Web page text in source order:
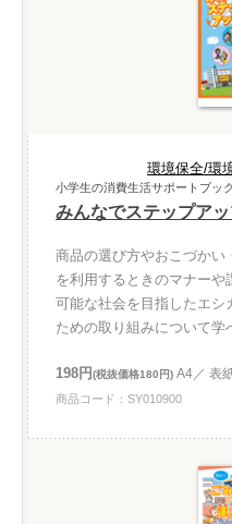
環境保全/環
小学生の消費生活サポートブック
みんなでステップアッ
商品の選び方やおこづかい
を利用するときのマナー
可能な社会を目指したエシ
ための取り組みについて学
198円(税抜価格180円) A4／ 表
商品コード：SY010900